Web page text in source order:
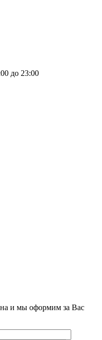
до 23:00
и мы оформим за Вас